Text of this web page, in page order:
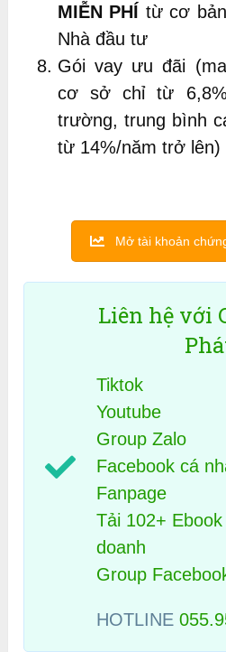
MIỄN PHÍ từ cơ
Nhà đầu tư
Gói vay ưu đãi
cơ sở chỉ từ
trường, trung bình
từ 14%/năm trở lên)
Mở tài khoản
Liên hệ với
Tiktok
Youtube
Group Zalo
Facebook cá
Fanpage
Tải 102+
doanh
Group
HOTLINE